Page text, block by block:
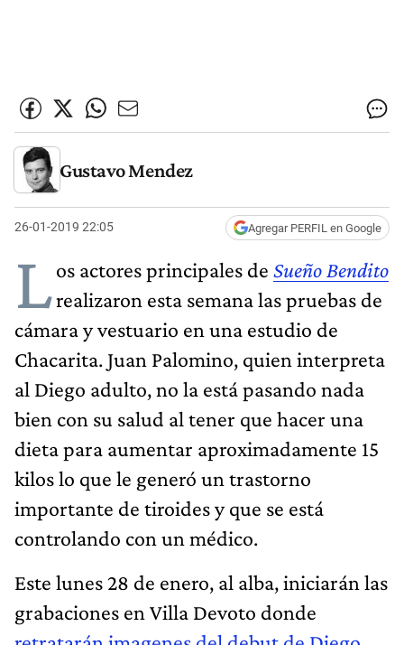
Gustavo Mendez
26-01-2019 22:05 Agregar PERFIL en Google
Los actores principales de Sueño Bendito
realizaron esta semana las pruebas de
cámara y vestuario en una estudio de
Chacarita. Juan Palomino, quien interpreta
al Diego adulto, no la está pasando nada
bien con su salud al tener que hacer una
dieta para aumentar aproximadamente 15
kilos lo que le generó un trastorno
importante de tiroides y que se está
controlando con un médico.
Este lunes 28 de enero, al alba, iniciarán las
grabaciones en Villa Devoto donde